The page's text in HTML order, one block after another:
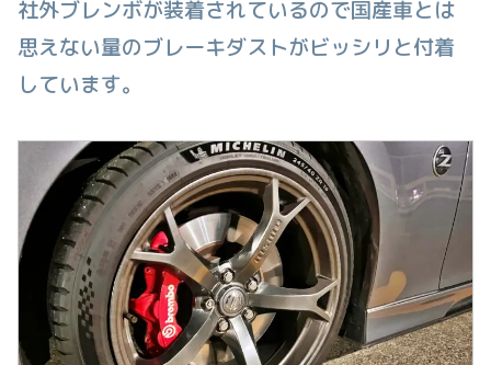
社外ブレンボが装着されているので国産車とは
思えない量のブレーキダストがビッシリと付着
しています。